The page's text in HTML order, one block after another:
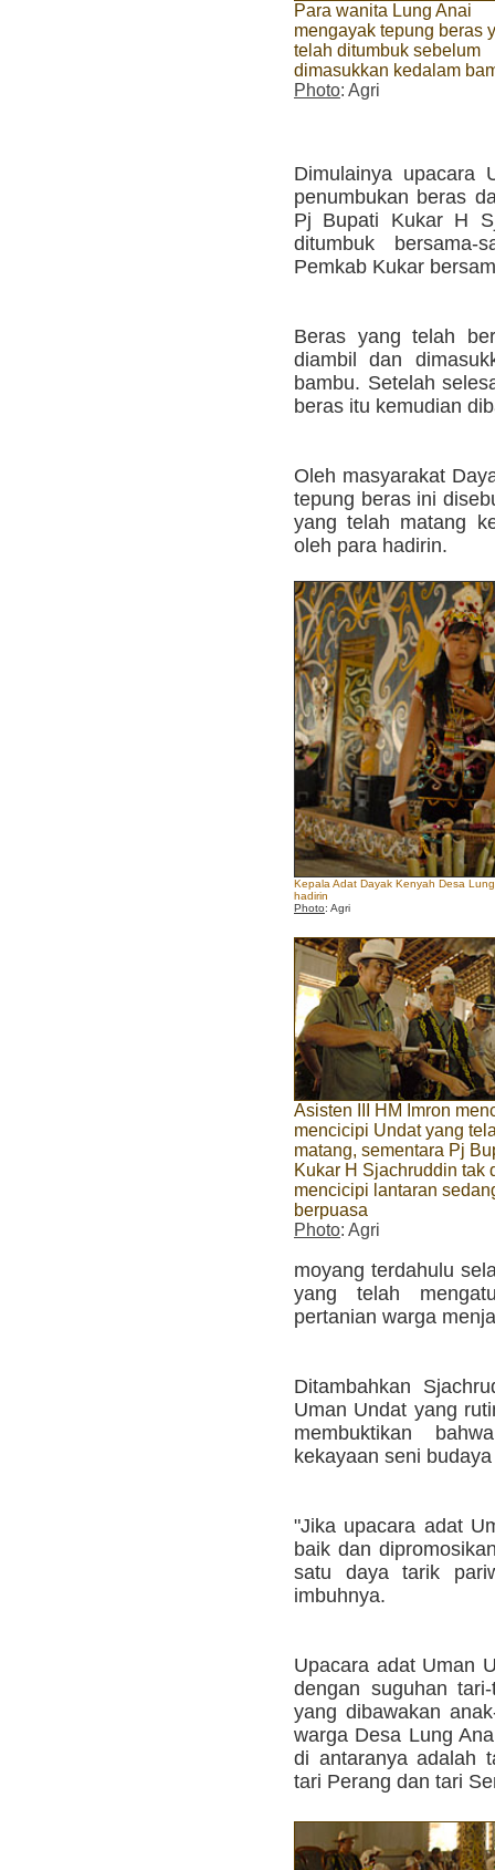
Para wanita Lung Anai
mengayak tepung beras
telah ditumbuk sebelum
dimasukkan kedalam
Photo: Agri
Dimulainya upacara
penumbukan beras
Pj Bupati Kukar H
ditumbuk
Pemkab Kukar
Beras yang telah
diambil dan
bambu. Setelah
beras itu kemudian
Oleh masyarakat
tepung beras ini
yang telah matang
oleh para hadirin.
Kepala Adat Dayak Kenyah Desa
hadirin
Photo: Agri
Asisten III HM Imron
mencicipi Undat yang
matang, sementara Pj
Kukar H Sjachruddin tak
mencicipi lantaran
berpuasa
Photo: Agri
moyang terdahulu
yang telah
pertanian warga
Ditambahkan
Uman Undat yang
membuktikan
kekayaan seni
"Jika upacara adat
baik dan
satu daya tarik
imbuhnya.
Upacara adat Uman
dengan suguhan
yang dibawakan
warga Desa Lung
di antaranya adalah
tari Perang dan tari